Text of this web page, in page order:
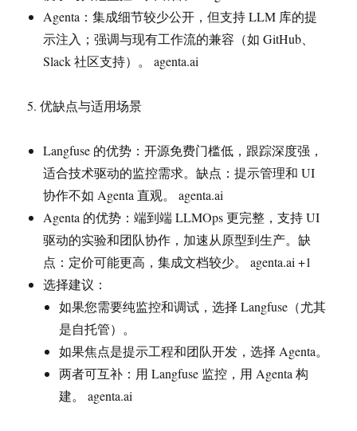
Agenta：集成细节较少公开，但支持 LLM 库的提
示注入；强调与现有工作流的兼容（如 GitHub、
Slack 社区支持）。 agenta.ai
5. 优缺点与适用场景
Langfuse 的优势：开源免费门槛低，跟踪深度强，
适合技术驱动的监控需求。缺点：提示管理和 UI
协作不如 Agenta 直观。 agenta.ai
Agenta 的优势：端到端 LLMOps 更完整，支持 UI
驱动的实验和团队协作，加速从原型到生产。缺
点：定价可能更高，集成文档较少。 agenta.ai +1
选择建议：
如果您需要纯监控和调试，选择 Langfuse（尤其
是自托管）。
如果焦点是提示工程和团队开发，选择 Agenta。
两者可互补：用 Langfuse 监控，用 Agenta 构
建。 agenta.ai